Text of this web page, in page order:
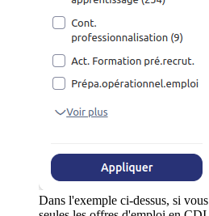
Dans l'exemple ci-dessus, si